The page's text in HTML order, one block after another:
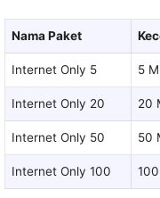
Nama Paket
Internet Only 5 5
Internet Only 20 20
Internet Only 50 50
Internet Only 100